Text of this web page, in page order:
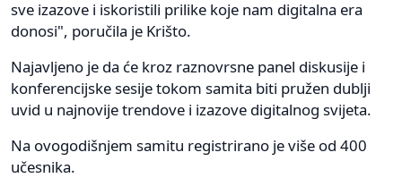
sve izazove i iskoristili prilike koje nam digitalna era
donosi", poručila je Krišto.
Najavljeno je da će kroz raznovrsne panel diskusije i
konferencijske sesije tokom samita biti pružen dublji
uvid u najnovije trendove i izazove digitalnog svijeta.
Na ovogodišnjem samitu registrirano je više od 400
učesnika.